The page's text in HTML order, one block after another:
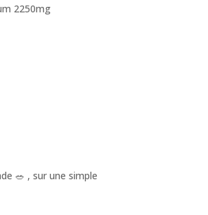
2250mg
🥗 , sur une simple